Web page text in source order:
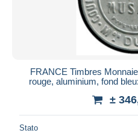
FRANCE Timbres
rouge, aluminium, fond
±
Stato